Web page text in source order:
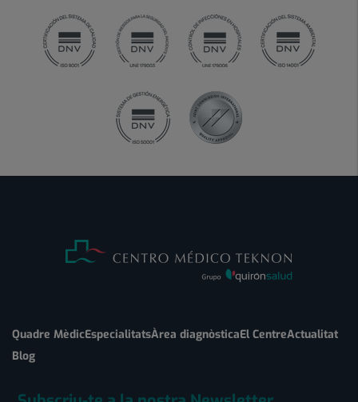
Quadre MèdicEspecialitatsÀrea diagnòsticaEl CentreActualitat
Blog